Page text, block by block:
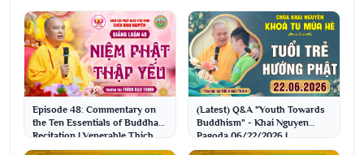
Thích Đạo Thịnh
Đạo Thịnh
Episode 48: Commentary on
the Ten Essentials of Buddha
Recitation | Venerable Thich
Dao Thinh
(Latest) Q&A "Youth Towards
Buddhism" - Khai Nguyen
Pagoda 06/22/2026 |
Venerable Thich Dao Thinh